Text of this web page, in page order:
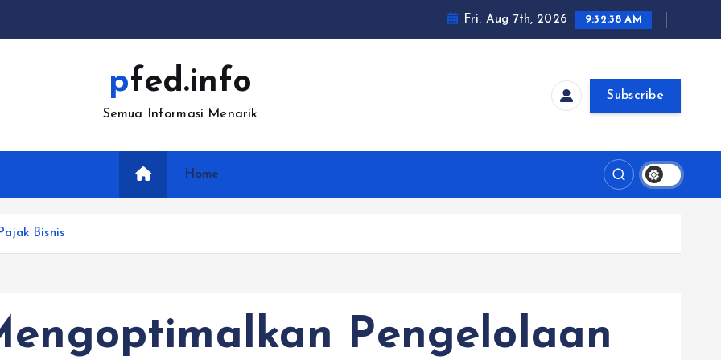
Fri. Aug 7th, 2026 9:32:39 AM
pfed.info
Semua Informasi Menarik
Subscribe
Home
Bisnis
Pengelolaan